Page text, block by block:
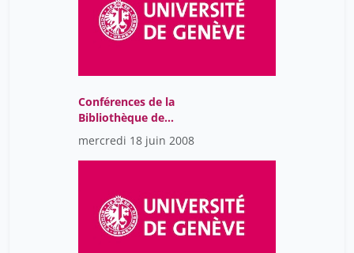
Conférences de la
Bibliothèque de
l’Université de Genève
2018
mercredi 18 juin 2008